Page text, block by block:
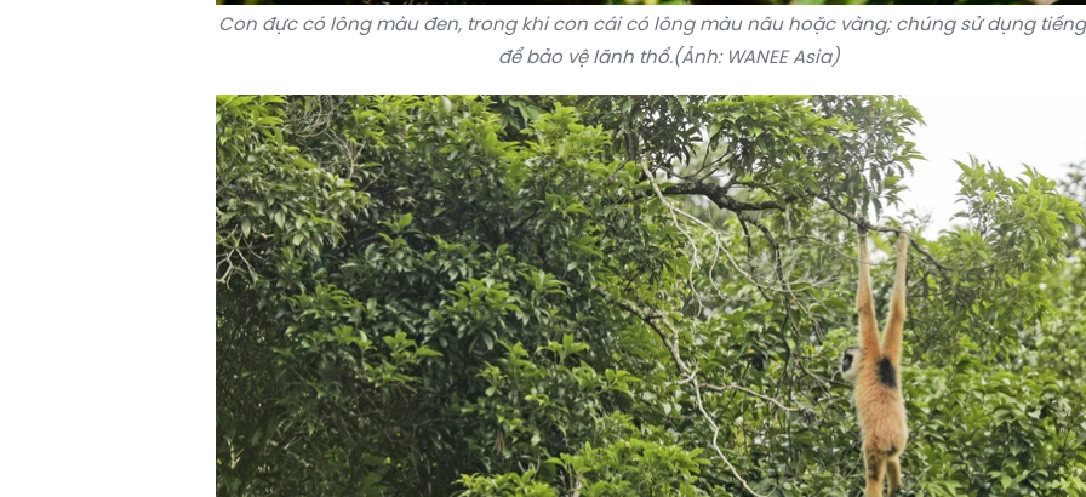
Con đực có lông màu đen, trong khi con cái có lông màu nâu hoặc vàng; chúng sử dụng
để bảo vệ lãnh thổ.(Ảnh: WANEE Asia)